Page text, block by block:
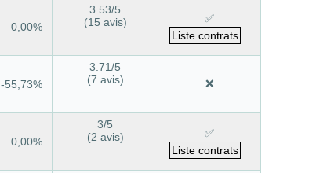
0,00%
3.53/5
(15 avis)
✅
Liste contrats
-55,73%
3.71/5
(7 avis)
❌
0,00%
3/5
(2 avis)
✅
Liste contrats